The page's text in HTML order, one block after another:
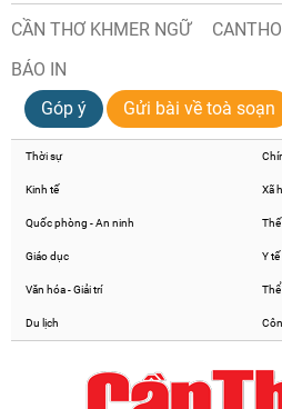
CẦN THƠ KHMER NGỮ
BÁO IN
Góp ý
Gửi bài về toà soạn
Thời sự
Kinh tế Xã
Quốc phòng - An ninh
Giáo dục Y tế
Văn hóa - Giải trí
Du lịch